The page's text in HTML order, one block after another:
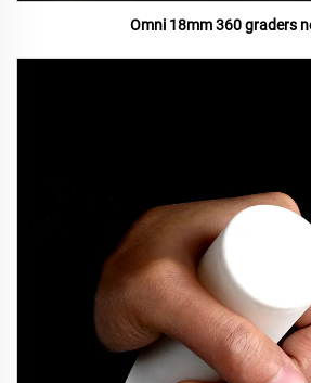
Omni 18mm 360 graders